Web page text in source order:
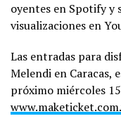
oyentes en Spotify y
visualizaciones en
Las entradas para
Melendi en Caracas,
próximo miércoles